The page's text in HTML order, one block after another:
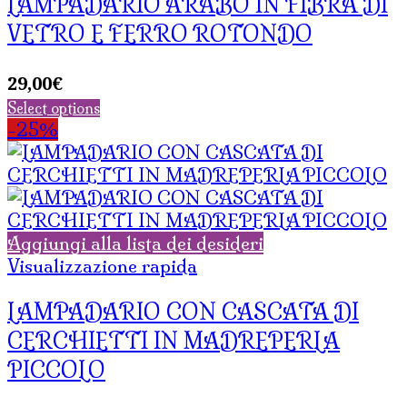
VETRO E FERRO ROTONDO
29,00€
Select options
-25%
Aggiungi alla lista dei desideri
Visualizzazione rapida
LAMPADARIO CON CASCATA DI
CERCHIETTI IN MADREPERLA
PICCOLO